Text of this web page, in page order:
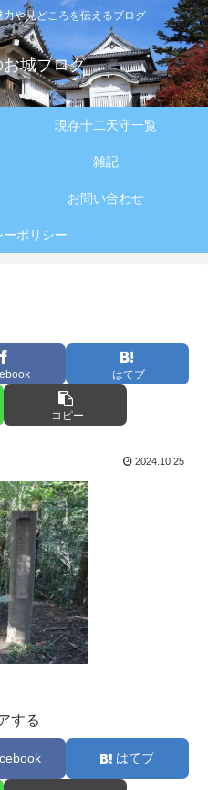
や見どころを伝えるブログ
城ブログ
現存十二天守一覧
雑記
お問い合わせ
ーポリシー
はてブ
コピー
2024.10.25
する
はてブ